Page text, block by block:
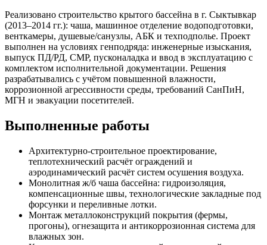
Реализовано строительство крытого бассейна в г. Сыктывкар
(2013–2014 гг.): чаша, машинное отделение водоподготовки,
венткамеры, душевые/санузлы, АБК и техподполье. Проект
выполнен на условиях генподряда: инженерные изыскания,
выпуск ПД/РД, СМР, пусконаладка и ввод в эксплуатацию с
комплектом исполнительной документации. Решения
разрабатывались с учётом повышенной влажности,
коррозионной агрессивности среды, требований СанПиН,
МГН и эвакуации посетителей.
Выполненные работы
Архитектурно-строительное проектирование,
теплотехнический расчёт ограждений и
аэродинамический расчёт систем осушения воздуха.
Монолитная ж/б чаша бассейна: гидроизоляция,
компенсационные швы, технологические закладные под
форсунки и переливные лотки.
Монтаж металлоконструкций покрытия (фермы,
прогоны), огнезащита и антикоррозионная система для
влажных зон.